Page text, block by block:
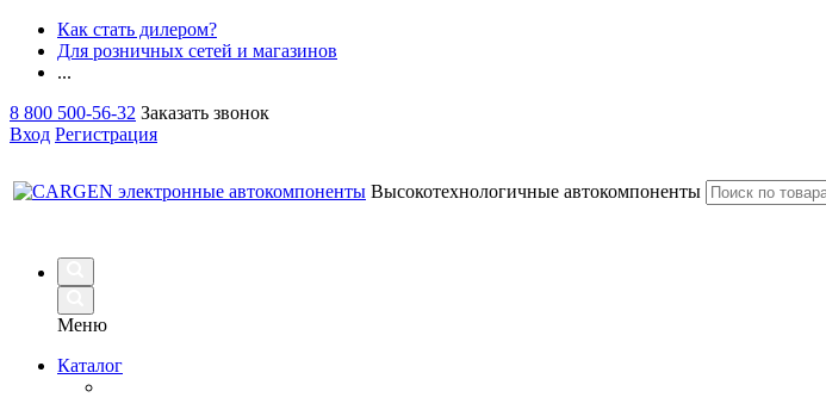
Как стать дилером?
Для розничных сетей и магазинов
...
8 800 500-56-32 Заказать звонок
Вход Регистрация
Высокотехнологичные автокомпоненты
Меню
Каталог